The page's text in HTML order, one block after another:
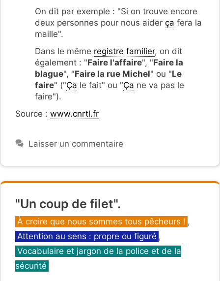
On dit par exemple : "Si on trouve encore
deux personnes pour nous aider ça fera la
maille".
Dans le même registre familier, on dit
également : "Faire l'affaire", "Faire la
blague", "Faire la rue Michel" ou "Le
faire" ("Ça le fait" ou "Ça ne va pas le
faire").
Source : www.cnrtl.fr
Laisser un commentaire
"Un coup de filet".
Catégories
À croire que nous sommes tous pêcheurs ! ,
Attention au sens : propre ou figuré ,
Vocabulaire et jargon de la police et de la
sécurité